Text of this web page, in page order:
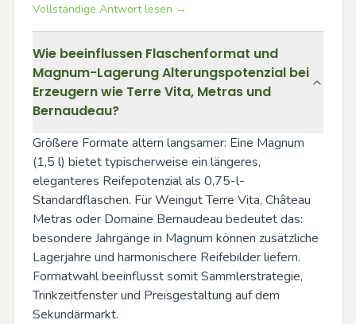
Vollständige Antwort lesen →
Wie beeinflussen Flaschenformat und
Magnum-Lagerung Alterungspotenzial bei
Erzeugern wie Terre Vita, Metras und
Bernaudeau?
Größere Formate altern langsamer: Eine Magnum
(1,5 l) bietet typischerweise ein längeres,
eleganteres Reifepotenzial als 0,75-l-
Standardflaschen. Für Weingut Terre Vita, Château
Metras oder Domaine Bernaudeau bedeutet das:
besondere Jahrgänge in Magnum können zusätzliche
Lagerjahre und harmonischere Reifebilder liefern.
Formatwahl beeinflusst somit Sammlerstrategie,
Trinkzeitfenster und Preisgestaltung auf dem
Sekundärmarkt.